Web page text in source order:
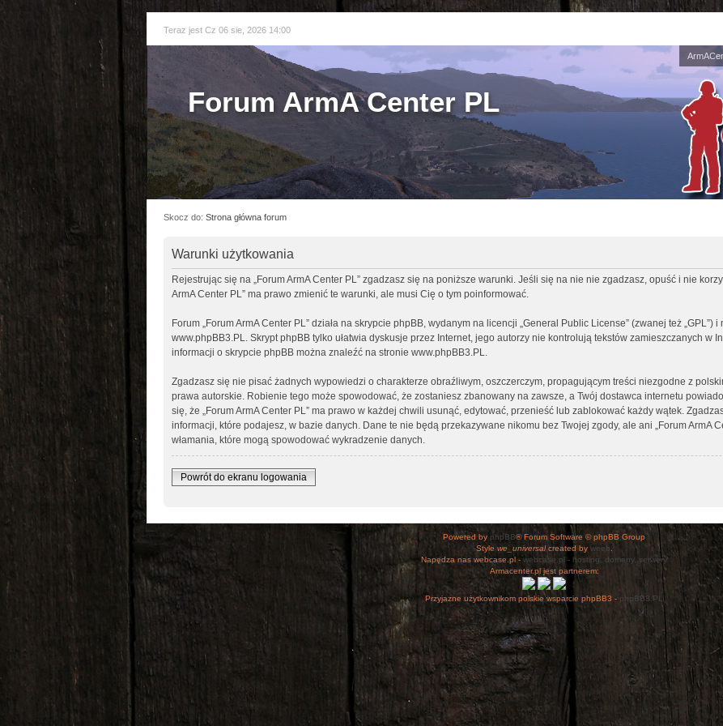
Teraz jest Cz 06 sie, 2026 14:00
Forum ArmA Center PL
Skocz do: Strona główna forum
Warunki użytkowania
Rejestrując się na „Forum ArmA Center PL” zgadzasz się na poniższe warunki. Jeśli się na nie nie zgadzasz, opuść i nie
ArmA Center PL” ma prawo zmienić te warunki, ale musi Cię o tym poinformować.
Forum „Forum ArmA Center PL” działa na skrypcie phpBB, wydanym na licencji „General Public License” (zwanej też „GPL”)
www.phpBB3.PL. Skrypt phpBB tylko ułatwia dyskusje przez Internet, jego autorzy nie kontrolują tekstów zamieszczanych w
informacji o skrypcie phpBB można znaleźć na stronie www.phpBB3.PL.
Zgadzasz się nie pisać żadnych wypowiedzi o charakterze obraźliwym, oszczerczym, propagującym treści niezgodne z
prawa autorskie. Robienie tego może spowodować, że zostaniesz zbanowany na zawsze, a Twój dostawca internetu
się, że „Forum ArmA Center PL” ma prawo w każdej chwili usunąć, edytować, przenieść lub zablokować każdy wątek.
informacji, które podajesz, w bazie danych. Dane te nie będą przekazywane nikomu bez Twojej zgody, ale ani „Forum ArmA
włamania, które mogą spowodować wykradzenie danych.
Powrót do ekranu logowania
Powered by phpBB® Forum Software © phpBB Group
Style we_universalcreated by weeb.
Napędza nas webcase.pl - webcase.pl - hosting, domeny, serwery
Armacenter.pl jest partnerem:
Przyjazne użytkownikom polskie wsparcie phpBB3 -phpBB3.PL